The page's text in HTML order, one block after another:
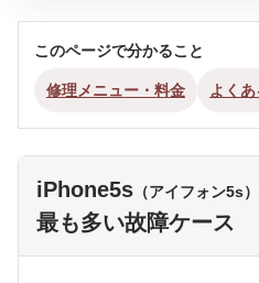
このページで分かること
修理メニュー・料金 よく
iPhone5s （アイフォン5s）
最も多い故障ケース